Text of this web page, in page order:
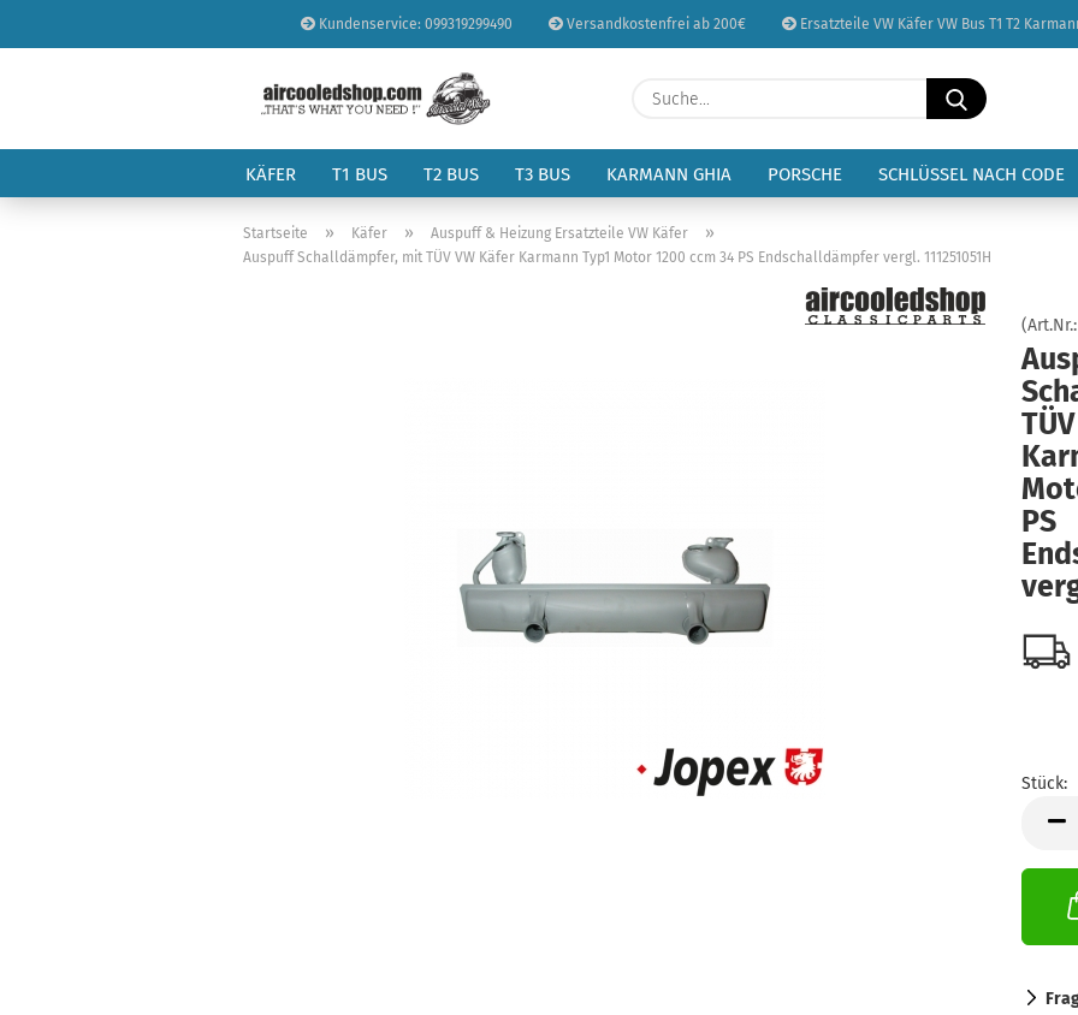
Kundenservice: 099319299490 Versandkostenfrei ab 200€ Ersatzteile VW Käfer VW Bus T1 T2
Sprache auswählen
Lieferland
Konto erstellen
Passwort
Suche...
KÄFER T1 BUS T2 BUS T3 BUS KARMANN GHIA PORSCHE SCHLÜSSEL NACH CODE
Startseite » Käfer » Auspuff & Heizung Ersatzteile VW Käfer »
Auspuff Schalldämpfer, mit TÜV VW Käfer Karmann Typ1 Motor 1200 ccm 34 PS Endschalldämpfer vergl. 111251051H
(Art.Nr.:
PS
Stück:
Stück